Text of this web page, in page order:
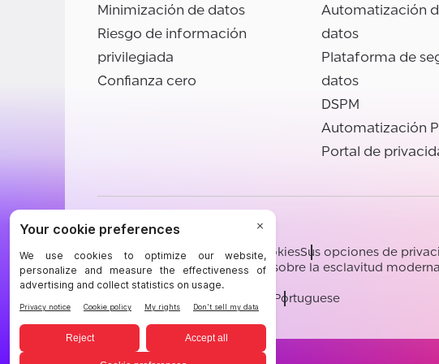
Minimización de datos
Riesgo de información
privilegiada
Confianza cero
Automatización
datos
Plataforma de
datos
DSPM
Automatización
Portal de
©BigID
TérminosConfidencialidadCookiesSus opciones de
Conducta y éticaDeclaración sobre la esclavitud moderna
[email protected]
Portuguese